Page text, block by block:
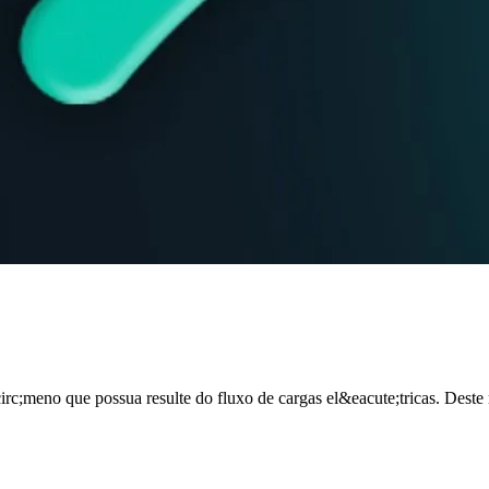
que possua resulte do fluxo de cargas el&eacute;tricas.